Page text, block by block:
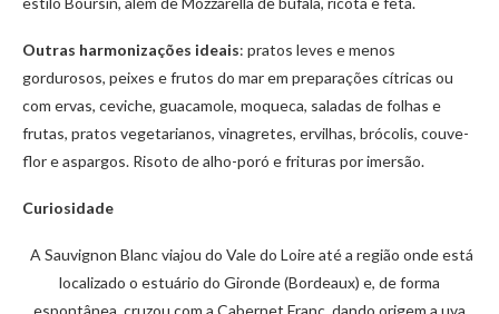
Outras harmonizações ideais: pratos leves e menos
gordurosos, peixes e frutos do mar em preparações cítricas ou
com ervas, ceviche, guacamole, moqueca, saladas de folhas e
frutas, pratos vegetarianos, vinagretes, ervilhas, brócolis, couve-
flor e aspargos. Risoto de alho-poró e frituras por imersão.
Curiosidade
A Sauvignon Blanc viajou do Vale do Loire até a região onde está
localizado o estuário do Gironde (Bordeaux) e, de forma
espontânea, cruzou com a Cabernet Franc, dando origem a uva